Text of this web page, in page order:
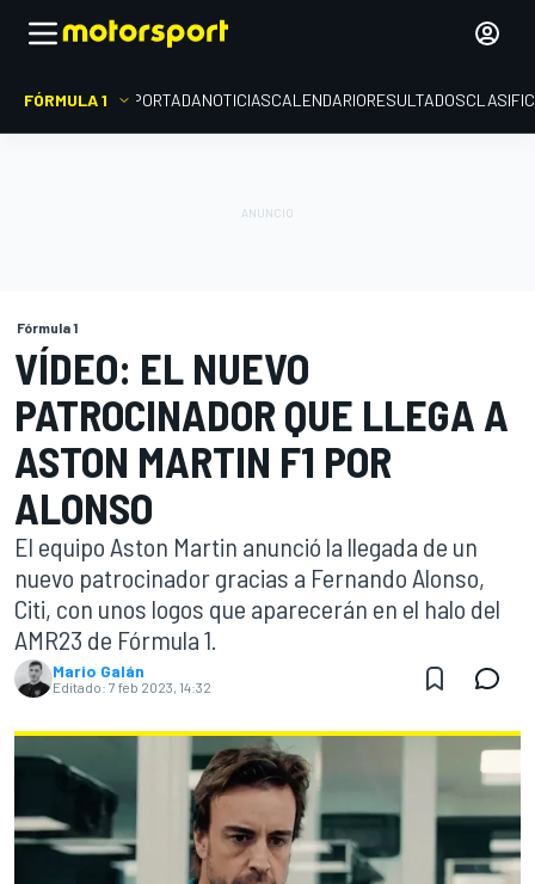
FÓRMULA 1 PORTADANOTICIASCALENDARIORESULTADOS
Fórmula 1
VÍDEO: EL NUEVO
PATROCINADOR QUE LLEGA A
ASTON MARTIN F1 POR
ALONSO
El equipo Aston Martin anunció la llegada de un
nuevo patrocinador gracias a Fernando Alonso,
Citi, con unos logos que aparecerán en el halo del
AMR23 de Fórmula 1.
Mario Galán
Editado: 7 feb 2023, 14:32